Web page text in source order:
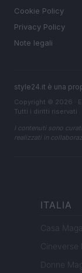
Cookie Policy
Privacy Policy
Note legali
style24.it è una
Copyright © 2026 ·
Tutti i diritti riservati
I contenuti sono
realizzati in
ITALIA
Casa
Cineverse
Donne